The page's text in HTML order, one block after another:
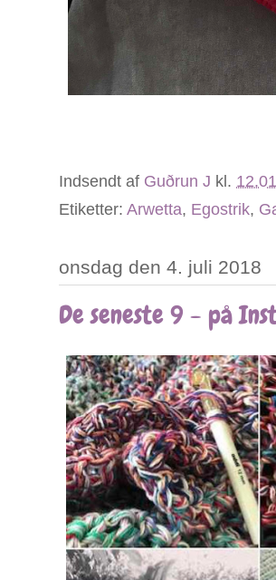
Indsendt af Guðrun J kl.
Etiketter: Arwetta, Egostrik,
onsdag den 4. juli 2018
De seneste 9 - på